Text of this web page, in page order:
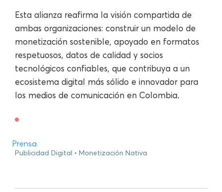
Esta alianza reafirma la visión compartida de
ambas organizaciones: construir un modelo de
monetización sostenible, apoyado en formatos
respetuosos, datos de calidad y socios
tecnológicos confiables, que contribuya a un
ecosistema digital más sólido e innovador para
los medios de comunicación en Colombia.
Prensa
Publicidad Digital Monetización Nativa